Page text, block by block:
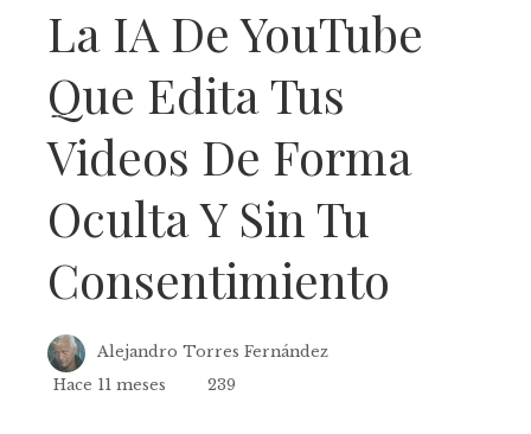
La IA De YouTube
Que Edita Tus
Videos De Forma
Oculta Y Sin Tu
Consentimiento
Alejandro Torres Fernández
Hace 11 meses
239